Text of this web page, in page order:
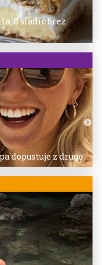
8 sladic brez
dopustuje z drugo